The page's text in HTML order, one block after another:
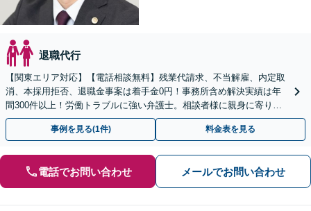
退職代行
【関東エリア対応】【電話相談無料】残業代請求、不当解雇、内定取
消、本採用拒否、退職金事案は着手金0円！事務所含め解決実績は年
間300件以上！労働トラブルに強い弁護士。相談者様に親身に寄り添
い、ご納得のいただける解決を【休日・夜間相談OK】
事例を見る(1件) 料金表を見る
電話でお問い合わせ メールでお問い合わせ